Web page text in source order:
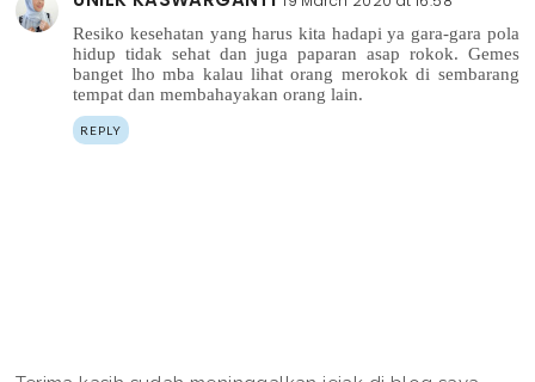
Resiko kesehatan yang harus kita hadapi ya gara-gara pola
hidup tidak sehat dan juga paparan asap rokok. Gemes
banget lho mba kalau lihat orang merokok di sembarang
tempat dan membahayakan orang lain.
REPLY